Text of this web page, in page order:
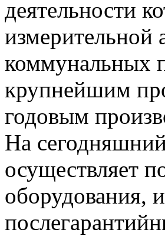
деятельности
коммунальных
крупнейшим
годовым
На
осуществляет
оборудования,